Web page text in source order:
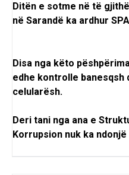
Ditën e sotme në të
në Sarandë ka ardhur
Disa nga këto
edhe kontrolle banesqsh
celularësh.
Deri tani nga ana e
Korrupsion nuk ka